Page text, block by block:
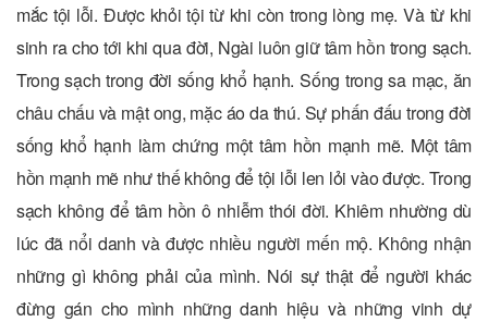
mắc tội lỗi. Được khỏi tội từ khi còn trong lòng mẹ. Và từ khi
sinh ra cho tới khi qua đời, Ngài luôn giữ tâm hồn trong sạch.
Trong sạch trong đời sống khổ hạnh. Sống trong sa mạc, ăn
châu chấu và mật ong, mặc áo da thú. Sự phấn đấu trong đời
sống khổ hạnh làm chứng một tâm hồn mạnh mẽ. Một tâm
hồn mạnh mẽ như thế không để tội lỗi len lỏi vào được. Trong
sạch không để tâm hồn ô nhiễm thói đời. Khiêm nhường dù
lúc đã nổi danh và được nhiều người mến mộ. Không nhận
những gì không phải của mình. Nói sự thật để người khác
đừng gán cho mình những danh hiệu và những vinh dự